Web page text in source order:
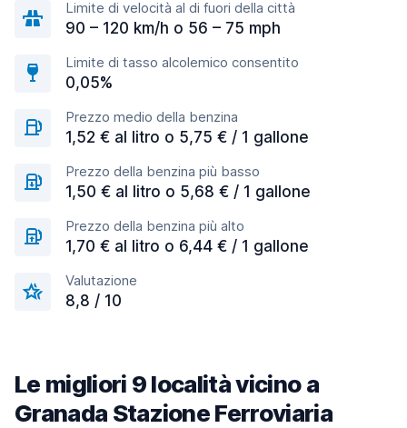
Limite di velocità al di fuori della città
90 – 120 km/h o 56 – 75 mph
Limite di tasso alcolemico consentito
0,05%
Prezzo medio della benzina
1,52 € al litro o 5,75 € / 1 gallone
Prezzo della benzina più basso
1,50 € al litro o 5,68 € / 1 gallone
Prezzo della benzina più alto
1,70 € al litro o 6,44 € / 1 gallone
Valutazione
8,8 / 10
Le migliori 9 località vicino a
Granada Stazione Ferroviaria